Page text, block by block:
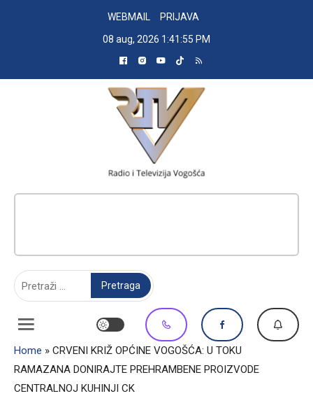
WEBMAIL
PRIJAVA
08 aug, 2026 1:41:56 PM
Home » CRVENI KRIŽ OPĆINE VOGOŠĆA: U TOKU
RAMAZANA DONIRAJTE PREHRAMBENE PROIZVODE
CENTRALNOJ KUHINJI CK